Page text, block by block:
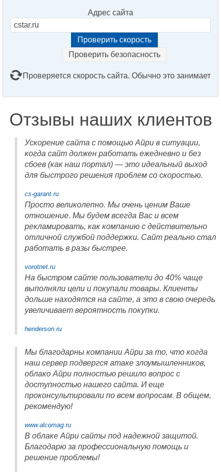
Адрес сайта
Проверить безопасность
Проверяется скорость сайта. Обычно это занимает
Отзывы наших клиентов
Ускорение сайта с помощью Айри в ситуации,
когда сайт должен работать ежедневно и без
сбоев (как наш портал) — это идеальный выход
для быстрого решения проблем со скоростью.
cs-garant.ru
Просто великолепно. Мы очень ценим Ваше
отношение. Мы будем всегда Вас и всем
рекламировать, как компанию с действительно
отличной службой поддержки. Сайт реально стал
работать в разы быстрее.
vorotnet.ru
На быстром сайте пользователи до 40% чаще
выполняли цели и покупали товары. Клиенты
дольше находятся на сайте, а это в свою очередь
увеличивает вероятность покупки.
henderson.ru
Мы благодарны компании Айри за то, что когда
наш сервер подвергся атаке злоумышленников,
облако Айри полностью решило вопрос с
доступностью нашего сайта. И еще
проконсультировали по всем вопросам. В общем,
рекомендую!
www.alcomag.ru
В облаке Айри сайты под надежной защитой.
Благодарю за профессиональную помощь и
решение проблемы!